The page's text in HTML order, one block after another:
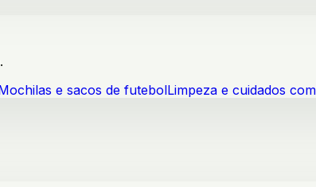
e sacos de futebolLimpeza e cuidados